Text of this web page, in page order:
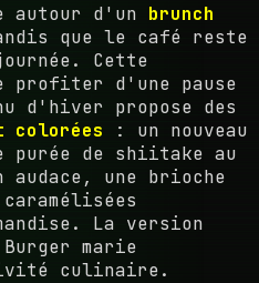
autour d'un brunch
que le café reste
Cette
d'une pause
d'hiver propose des
colorées : un nouveau
purée de shiitake au
audace, une brioche
La version
marie
culinaire.